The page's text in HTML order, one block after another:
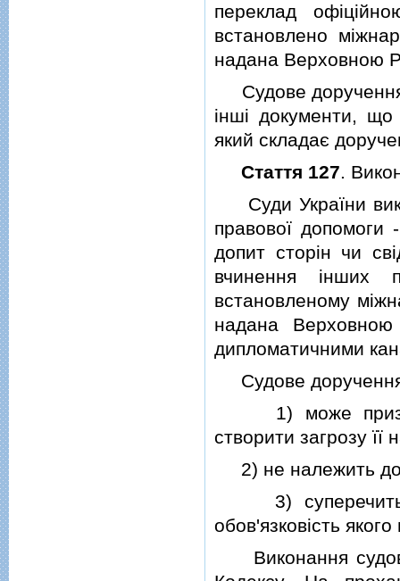
переклад
встановлено
надана Верховною
Судове доручення
iншi документи, що
який складає
Стаття 127.
Суди України
правової
допит сторiн чи
вчинення iнших
встановленому
надана
дипломатичними
Судове доручення
1) може
створити загрозу
2) не належить до
3) суперечить
обов'язковiсть
Виконання